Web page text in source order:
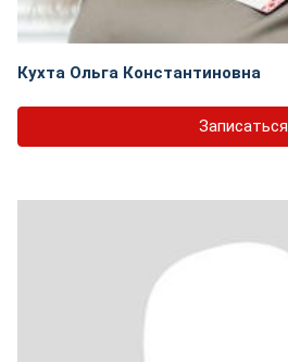
Кухта Ольга Константиновна
Записаться